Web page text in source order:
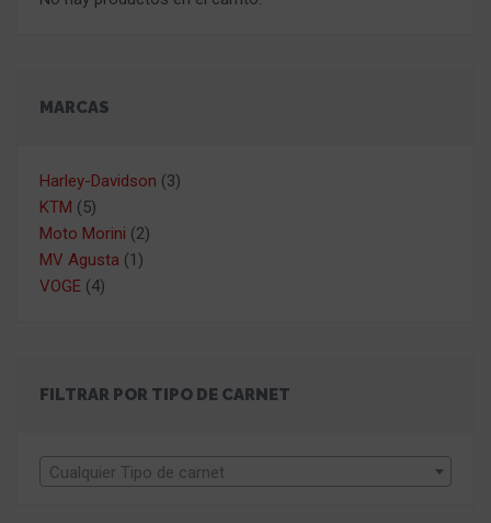
MARCAS
Harley-Davidson (3)
KTM (5)
Moto Morini (2)
MV Agusta (1)
VOGE (4)
FILTRAR POR TIPO DE CARNET
Cualquier Tipo de carnet